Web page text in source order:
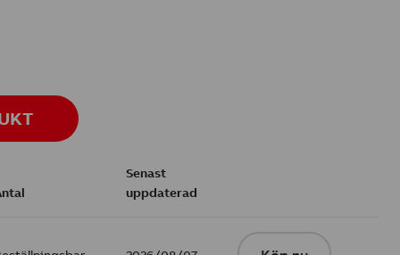
Senast
uppdaterad